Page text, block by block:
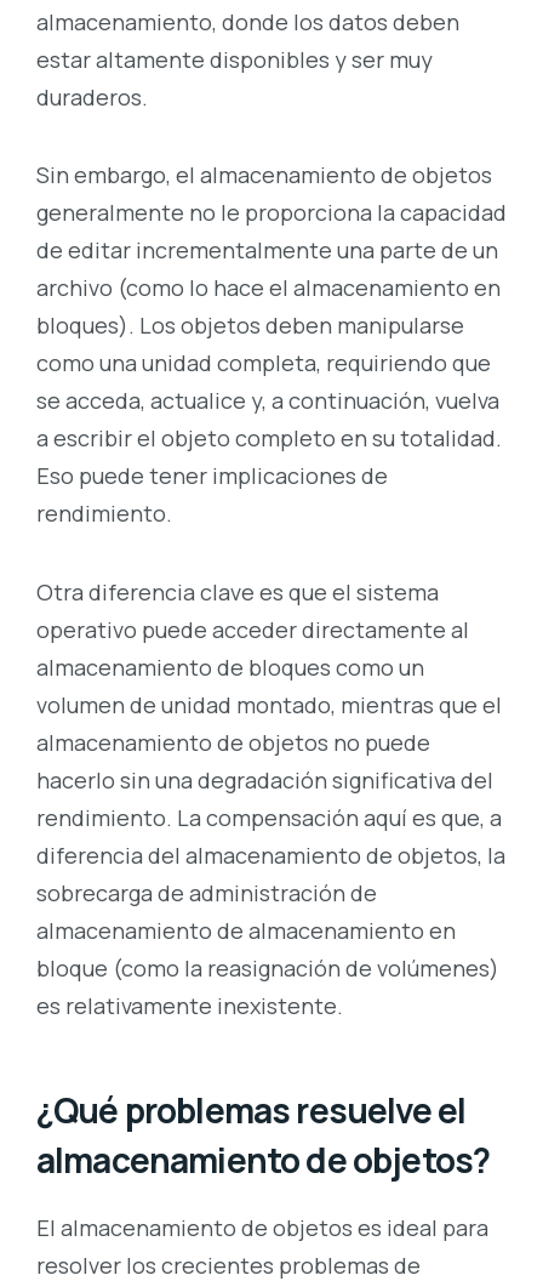
almacenamiento, donde los datos deben
estar altamente disponibles y ser muy
duraderos.
Sin embargo, el almacenamiento de objetos
generalmente no le proporciona la capacidad
de editar incrementalmente una parte de un
archivo (como lo hace el almacenamiento en
bloques). Los objetos deben manipularse
como una unidad completa, requiriendo que
se acceda, actualice y, a continuación, vuelva
a escribir el objeto completo en su totalidad.
Eso puede tener implicaciones de
rendimiento.
Otra diferencia clave es que el sistema
operativo puede acceder directamente al
almacenamiento de bloques como un
volumen de unidad montado, mientras que el
almacenamiento de objetos no puede
hacerlo sin una degradación significativa del
rendimiento. La compensación aquí es que, a
diferencia del almacenamiento de objetos, la
sobrecarga de administración de
almacenamiento de almacenamiento en
bloque (como la reasignación de volúmenes)
es relativamente inexistente.
¿Qué problemas resuelve el
almacenamiento de objetos?
El almacenamiento de objetos es ideal para
resolver los crecientes problemas de